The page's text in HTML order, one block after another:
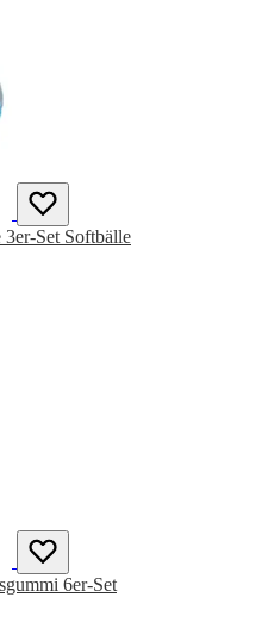
Set Softbälle
6er-Set